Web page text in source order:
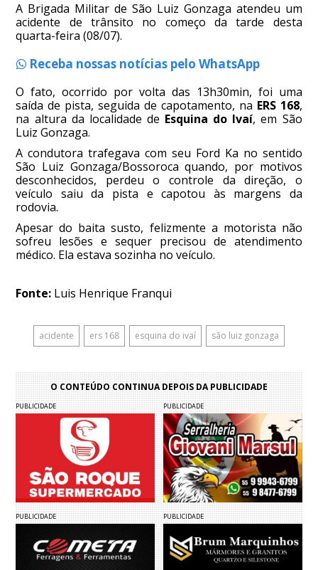
A Brigada Militar de São Luiz Gonzaga atendeu um
acidente de trânsito no começo da tarde desta
quarta-feira (08/07).
Receba nossas notícias pelo WhatsApp
O fato, ocorrido por volta das 13h30min, foi uma
saída de pista, seguida de capotamento, na ERS 168,
na altura da localidade de Esquina do Ivaí, em São
Luiz Gonzaga.
A condutora trafegava com seu Ford Ka no sentido
São Luiz Gonzaga/Bossoroca quando, por motivos
desconhecidos, perdeu o controle da direção, o
veículo saiu da pista e capotou às margens da
rodovia.
Apesar do baita susto, felizmente a motorista não
sofreu lesões e sequer precisou de atendimento
médico. Ela estava sozinha no veículo.
Fonte: Luis Henrique Franqui
acidente ers 168 esquina do ivaí são luiz gonzaga
O CONTEÚDO CONTINUA DEPOIS DA PUBLICIDADE
PUBLICIDADE PUBLICIDADE
PUBLICIDADE PUBLICIDADE